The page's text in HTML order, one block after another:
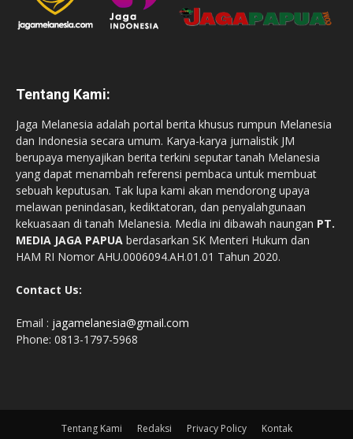
Tentang Kami:
Jaga Melanesia adalah portal berita khusus rumpun Melanesia
dan Indonesia secara umum. Karya-karya jurnalistik JM
berupaya menyajikan berita terkini seputar tanah Melanesia
yang dapat menambah referensi pembaca untuk membuat
sebuah keputusan. Tak lupa kami akan mendorong upaya
melawan penindasan, kediktatoran, dan penyalahgunaan
kekuasaan di tanah Melanesia. Media ini dibawah naungan PT.
MEDIA JAGA PAPUA berdasarkan SK Menteri Hukum dan
HAM RI Nomor AHU.0006094.AH.01.01 Tahun 2020.
Contact Us:
Email : jagamelanesia@gmail.com
Phone: 0813-1797-5968
Tentang Kami Redaksi Privacy Policy Kontak